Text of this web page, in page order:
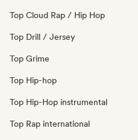
Top Cloud Rap / Hip Hop
Top Drill / Jersey
Top Grime
Top Hip-hop
Top Hip-Hop instrumental
Top Rap international